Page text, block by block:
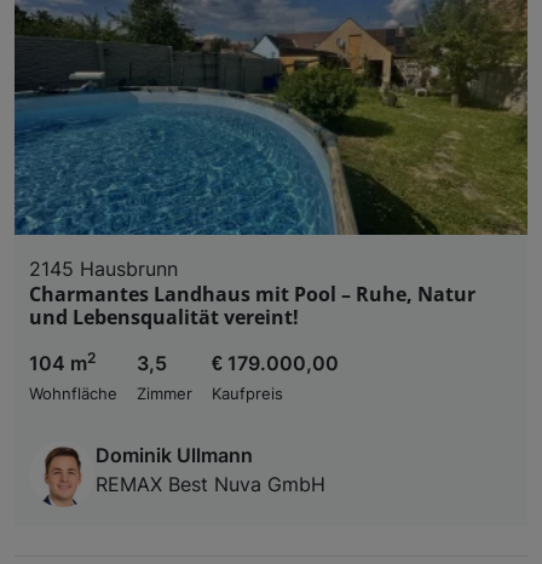
2145 Hausbrunn
Charmantes Landhaus mit Pool – Ruhe, Natur
und Lebensqualität vereint!
104 m2
Wohnfläche
3,5
Zimmer
€ 179.000,00
Kaufpreis
Dominik Ullmann
REMAX Best Nuva GmbH